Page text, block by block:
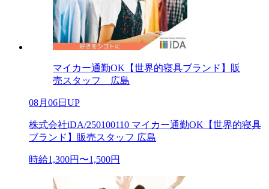
マイカー通勤OK【世界的寝具ブランド】販
売スタッフ 広島
08月06日UP
株式会社iDA/250100110 マイカー通勤OK【世界的寝具
ブランド】販売スタッフ 広島
時給1,300円〜1,500円